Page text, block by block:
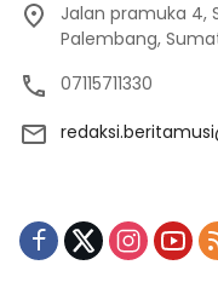
Jalan pramuka 4,
Palembang,
07115711330